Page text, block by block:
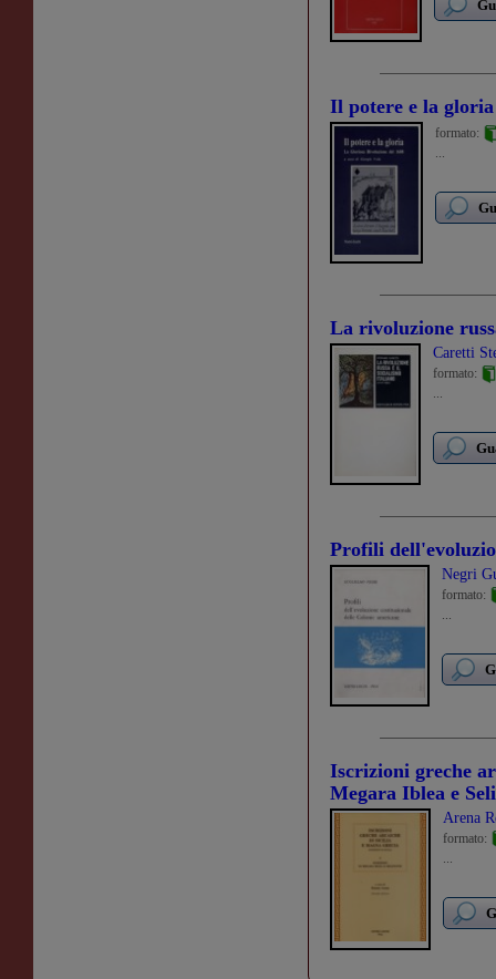
Il potere e la gloria
formato:
...
La rivoluzione
Caretti
formato:
...
Profili
Negri
formato:
...
Iscrizioni greche
Megara Iblea e
Arena
formato:
...